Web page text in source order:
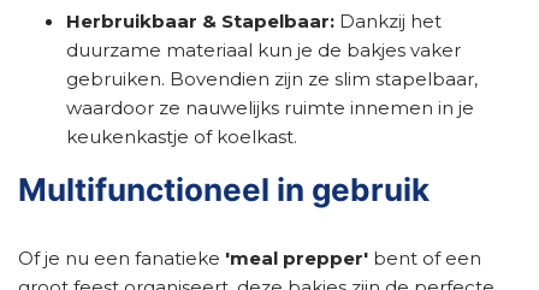
Herbruikbaar & Stapelbaar: Dankzij het
duurzame materiaal kun je de bakjes vaker
gebruiken. Bovendien zijn ze slim stapelbaar,
waardoor ze nauwelijks ruimte innemen in je
keukenkastje of koelkast.
Multifunctioneel in gebruik
Of je nu een fanatieke 'meal prepper' bent of een